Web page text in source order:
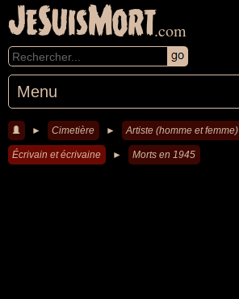
JeSuisMort.com
Menu
► Cimetière ► Artiste (homme et femme)
Écrivain et écrivaine ► Morts en 1945